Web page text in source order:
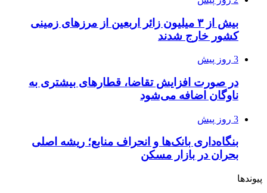
بیش از ۳ میلیون زائر اربعین از مرزهای زمینی
کشور خارج شدند
3 روز پیش
در صورت افزایش تقاضا، قطارهای بیشتری به
ناوگان اضافه می‌شود
3 روز پیش
بنگاه‌داری بانک‌ها و انحراف منابع؛ ریشه اصلی
بحران در بازار مسکن
پیوندها